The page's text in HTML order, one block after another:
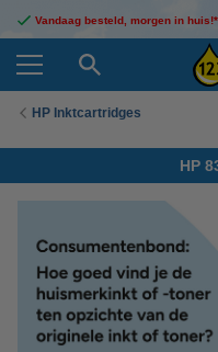
Vandaag besteld, morgen in huis!*
HP Inktcartridges
HP